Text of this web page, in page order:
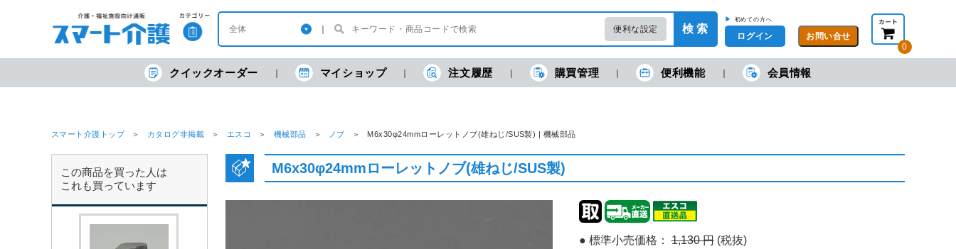
便利な設定 検 索
▶ 初めての方へ
ログイン
0
現在の金額合計： 円 (税抜) 円(税込)
クイックオーダー マイショップ 注文履歴 購買管理 便利機能 会員情報
スマート介護トップ カタログ非掲載 エスコ 機械部品 ノブ M6x30φ24mmローレットノブ(雄ねじ/SUS製) | 機械部品
この商品を買った人は
これも買っています
M6x30φ24mmローレットノブ(雄ねじ/SUS製)
● 標準小売価格：1,130 円 (税抜)